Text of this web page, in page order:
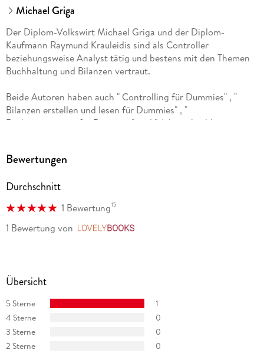
Michael Griga
Der Diplom-Volkswirt Michael Griga und der Diplom-
Kaufmann Raymund Krauleidis sind als Controller
beziehungsweise Analyst tätig und bestens mit den Themen
Buchhaltung und Bilanzen vertraut.
Beide Autoren haben auch " Controlling für Dummies" , "
Bilanzen erstellen und lesen für Dummies" , "
Rechnungswesen für Dummies" und " Jahresabschluss
Bewertungen
Durchschnitt
1 Bewertung15
1 Bewertung von
Übersicht
5 Sterne
1
4 Sterne
0
3 Sterne
0
2 Sterne
0